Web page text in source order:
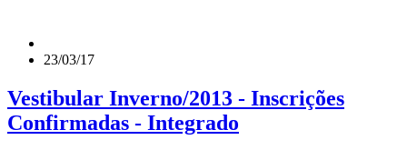
23/03/17
Vestibular Inverno/2013 - Inscrições
Confirmadas - Integrado